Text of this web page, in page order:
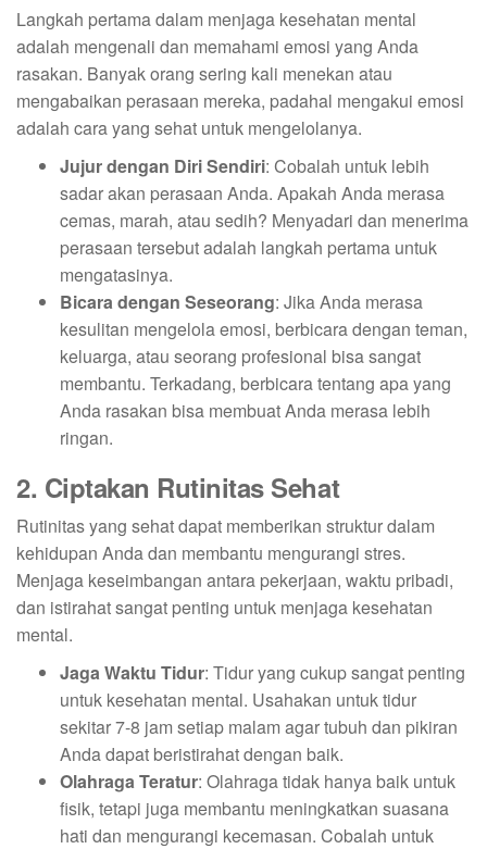
Langkah pertama dalam menjaga kesehatan mental
adalah mengenali dan memahami emosi yang Anda
rasakan. Banyak orang sering kali menekan atau
mengabaikan perasaan mereka, padahal mengakui emosi
adalah cara yang sehat untuk mengelolanya.
Jujur dengan Diri Sendiri: Cobalah untuk lebih
sadar akan perasaan Anda. Apakah Anda merasa
cemas, marah, atau sedih? Menyadari dan menerima
perasaan tersebut adalah langkah pertama untuk
mengatasinya.
Bicara dengan Seseorang: Jika Anda merasa
kesulitan mengelola emosi, berbicara dengan teman,
keluarga, atau seorang profesional bisa sangat
membantu. Terkadang, berbicara tentang apa yang
Anda rasakan bisa membuat Anda merasa lebih
ringan.
2. Ciptakan Rutinitas Sehat
Rutinitas yang sehat dapat memberikan struktur dalam
kehidupan Anda dan membantu mengurangi stres.
Menjaga keseimbangan antara pekerjaan, waktu pribadi,
dan istirahat sangat penting untuk menjaga kesehatan
mental.
Jaga Waktu Tidur: Tidur yang cukup sangat penting
untuk kesehatan mental. Usahakan untuk tidur
sekitar 7-8 jam setiap malam agar tubuh dan pikiran
Anda dapat beristirahat dengan baik.
Olahraga Teratur: Olahraga tidak hanya baik untuk
fisik, tetapi juga membantu meningkatkan suasana
hati dan mengurangi kecemasan. Cobalah untuk